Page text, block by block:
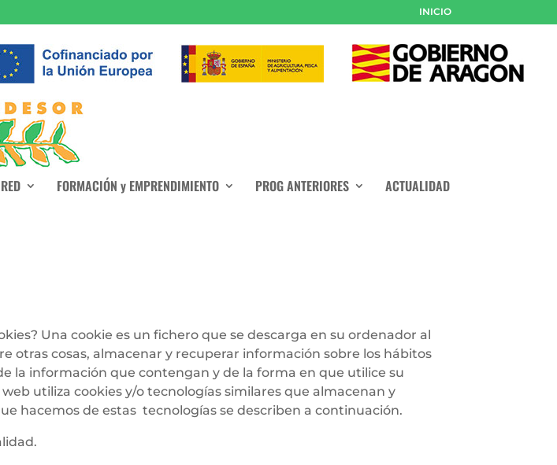
INICIO
FORMACIÓN y EMPRENDIMIENTO PROG ANTERIORES ACTUALIDAD
Una cookie es un fichero que se descarga en su ordenador al
otras cosas, almacenar y recuperar información sobre los hábitos
la información que contengan y de la forma en que utilice su
utiliza cookies y/o tecnologías similares que almacenan y
hacemos de estas tecnologías se describen a continuación.